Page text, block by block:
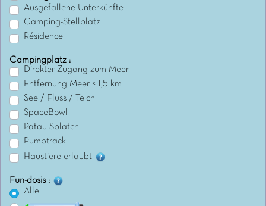
Ausgefallene Unterkünfte
Camping-Stellplatz
Résidence
Campingplatz :
Direkter Zugang zum Meer
Entfernung Meer < 1,5 km
See / Fluss / Teich
SpaceBowl
Patau-Splatch
Pumptrack
Haustiere erlaubt
Fun-dosis :
Alle